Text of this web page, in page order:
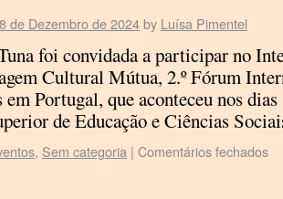
de Dezembro de 2024by Luísa Pimentel
foi convidada a participar no
Cultural Mútua, 2.º Fórum
em Portugal, que aconteceu nos
de Educação e Ciências
, Sem categoria | Comentários fechados